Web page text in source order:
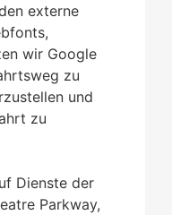
externe
wir Google
zu
und
zu
Dienste der
Parkway,